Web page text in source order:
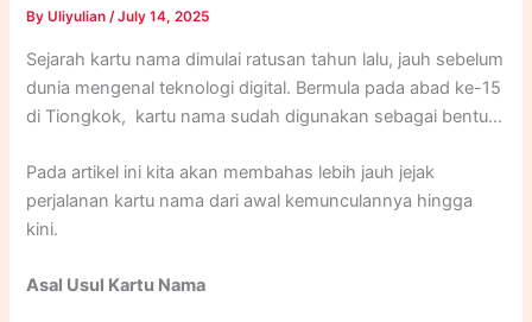
ByUliyulian/July 14, 2025
Sejarah kartu nama dimulai ratusan tahun lalu, jauh sebelum
dunia mengenal teknologi digital. Bermula pada abad ke-15
di Tiongkok, kartu nama sudah digunakan sebagai bentuk
seseorang. Kemudian menyebar ke Eropa, hingga berubah
fungsi dari simbol status sosial para bangsawan menjadi
alat branding dan profesionalisme.
Pada artikel ini kita akan membahas lebih jauh jejak
perjalanan kartu nama dari awal kemunculannya hingga
kini.
Asal Usul Kartu Nama